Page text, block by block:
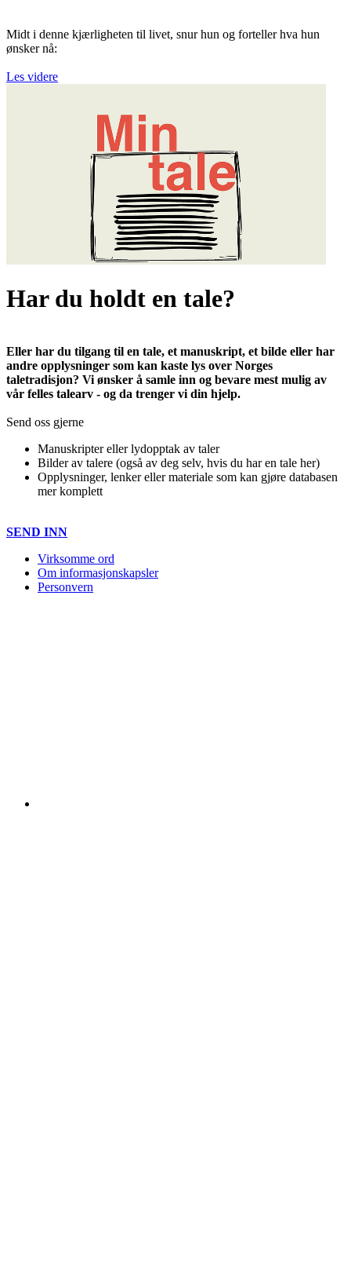
Midt i denne kjærligheten til livet, snur hun og forteller hva hun
ønsker nå:
Les videre
Har du holdt en tale?
Eller har du tilgang til en tale, et manuskript, et bilde eller har
andre opplysninger som kan kaste lys over Norges
taletradisjon? Vi ønsker å samle inn og bevare mest mulig av
vår felles talearv - og da trenger vi din hjelp.
Send oss gjerne
Manuskripter eller lydopptak av taler
Bilder av talere (også av deg selv, hvis du har en tale her)
Opplysninger, lenker eller materiale som kan gjøre databasen
mer komplett
SEND INN
Virksomme ord
Om informasjonskapsler
Personvern